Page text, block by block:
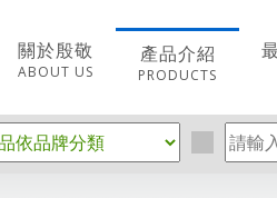
關於殷敬
ABOUT US
產品介紹
PRODUCTS